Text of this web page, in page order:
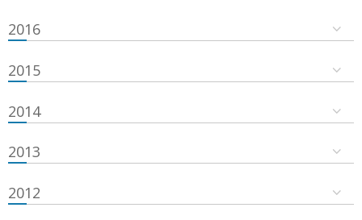
2016
2015
2014
2013
2012